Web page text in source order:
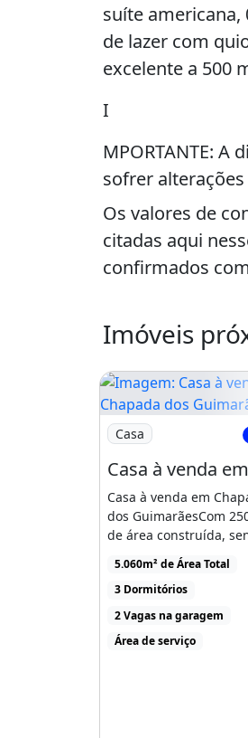
suíte americana,
de lazer com
excelente a 500
I
MPORTANTE:
sofrer
Os valores de
citadas aqui
confirmados
Características
Lavabo: Sim
Jardim: Sim
Piscina: Sim
Churrasqueira
Imóveis
Imagem: Casa à
Casa
Casa à venda em
dos GuimarãesCom
de área construída,
parte térrea com 200
5.060m² de Área Total
3 Dormitórios
2 Vagas na garagem
Área de serviço